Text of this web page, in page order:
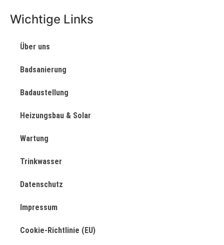
Wichtige Links
Über uns
Badsanierung
Badaustellung
Heizungsbau & Solar
Wartung
Trinkwasser
Datenschutz
Impressum
Cookie-Richtlinie (EU)